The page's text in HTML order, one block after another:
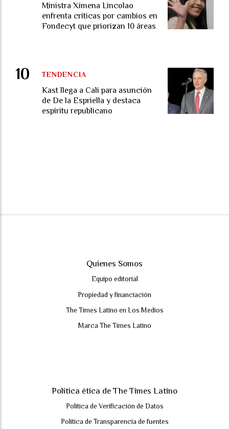
Ministra Ximena Lincolao
enfrenta críticas por cambios en
Fondecyt que priorizan 10 áreas
Kast llega a Cali para asunción
de De la Espriella y destaca
espíritu republicano
TENDENCIA
Quienes Somos
Equipo editorial
Propiedad y financiación
The Times Latino en Los Medios
Marca The Times Latino
Política ética de The Times Latino
Política de Verificación de Datos
Política de Transparencia de fuentes